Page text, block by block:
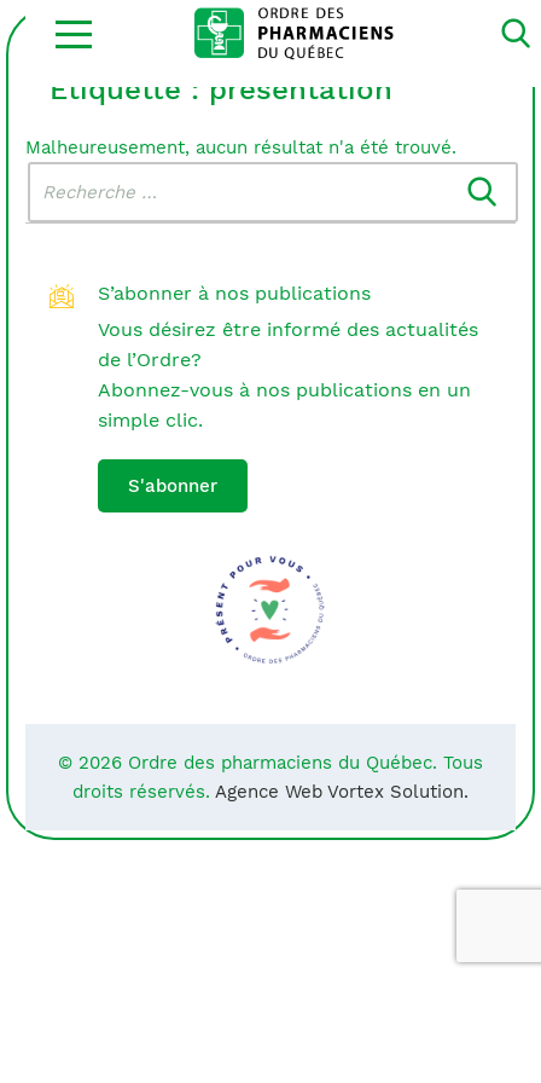
Ouvrir
la
site
Étiquette : présentation
Malheureusement, aucun résultat n'a été trouvé.
dans
le
S’abonner à nos publications
Vous désirez être informé des actualités
de l’Ordre?
Abonnez-vous à nos publications en un
simple clic.
S'abonner
© 2026 Ordre des pharmaciens du Québec. Tous
droits réservés. Agence Web Vortex Solution.